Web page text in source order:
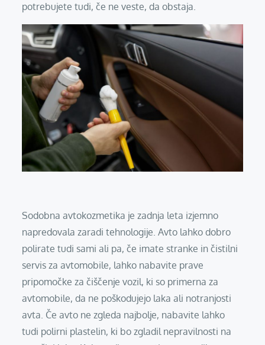
potrebujete tudi, če ne veste, da obstaja.
Sodobna avtokozmetika je zadnja leta izjemno
napredovala zaradi tehnologije. Avto lahko dobro
polirate tudi sami ali pa, če imate stranke in čistilni
servis za avtomobile, lahko nabavite prave
pripomočke za čiščenje vozil, ki so primerna za
avtomobile, da ne poškodujejo laka ali notranjosti
avta. Če avto ne zgleda najbolje, nabavite lahko
tudi polirni plastelin, ki bo zgladil nepravilnosti na